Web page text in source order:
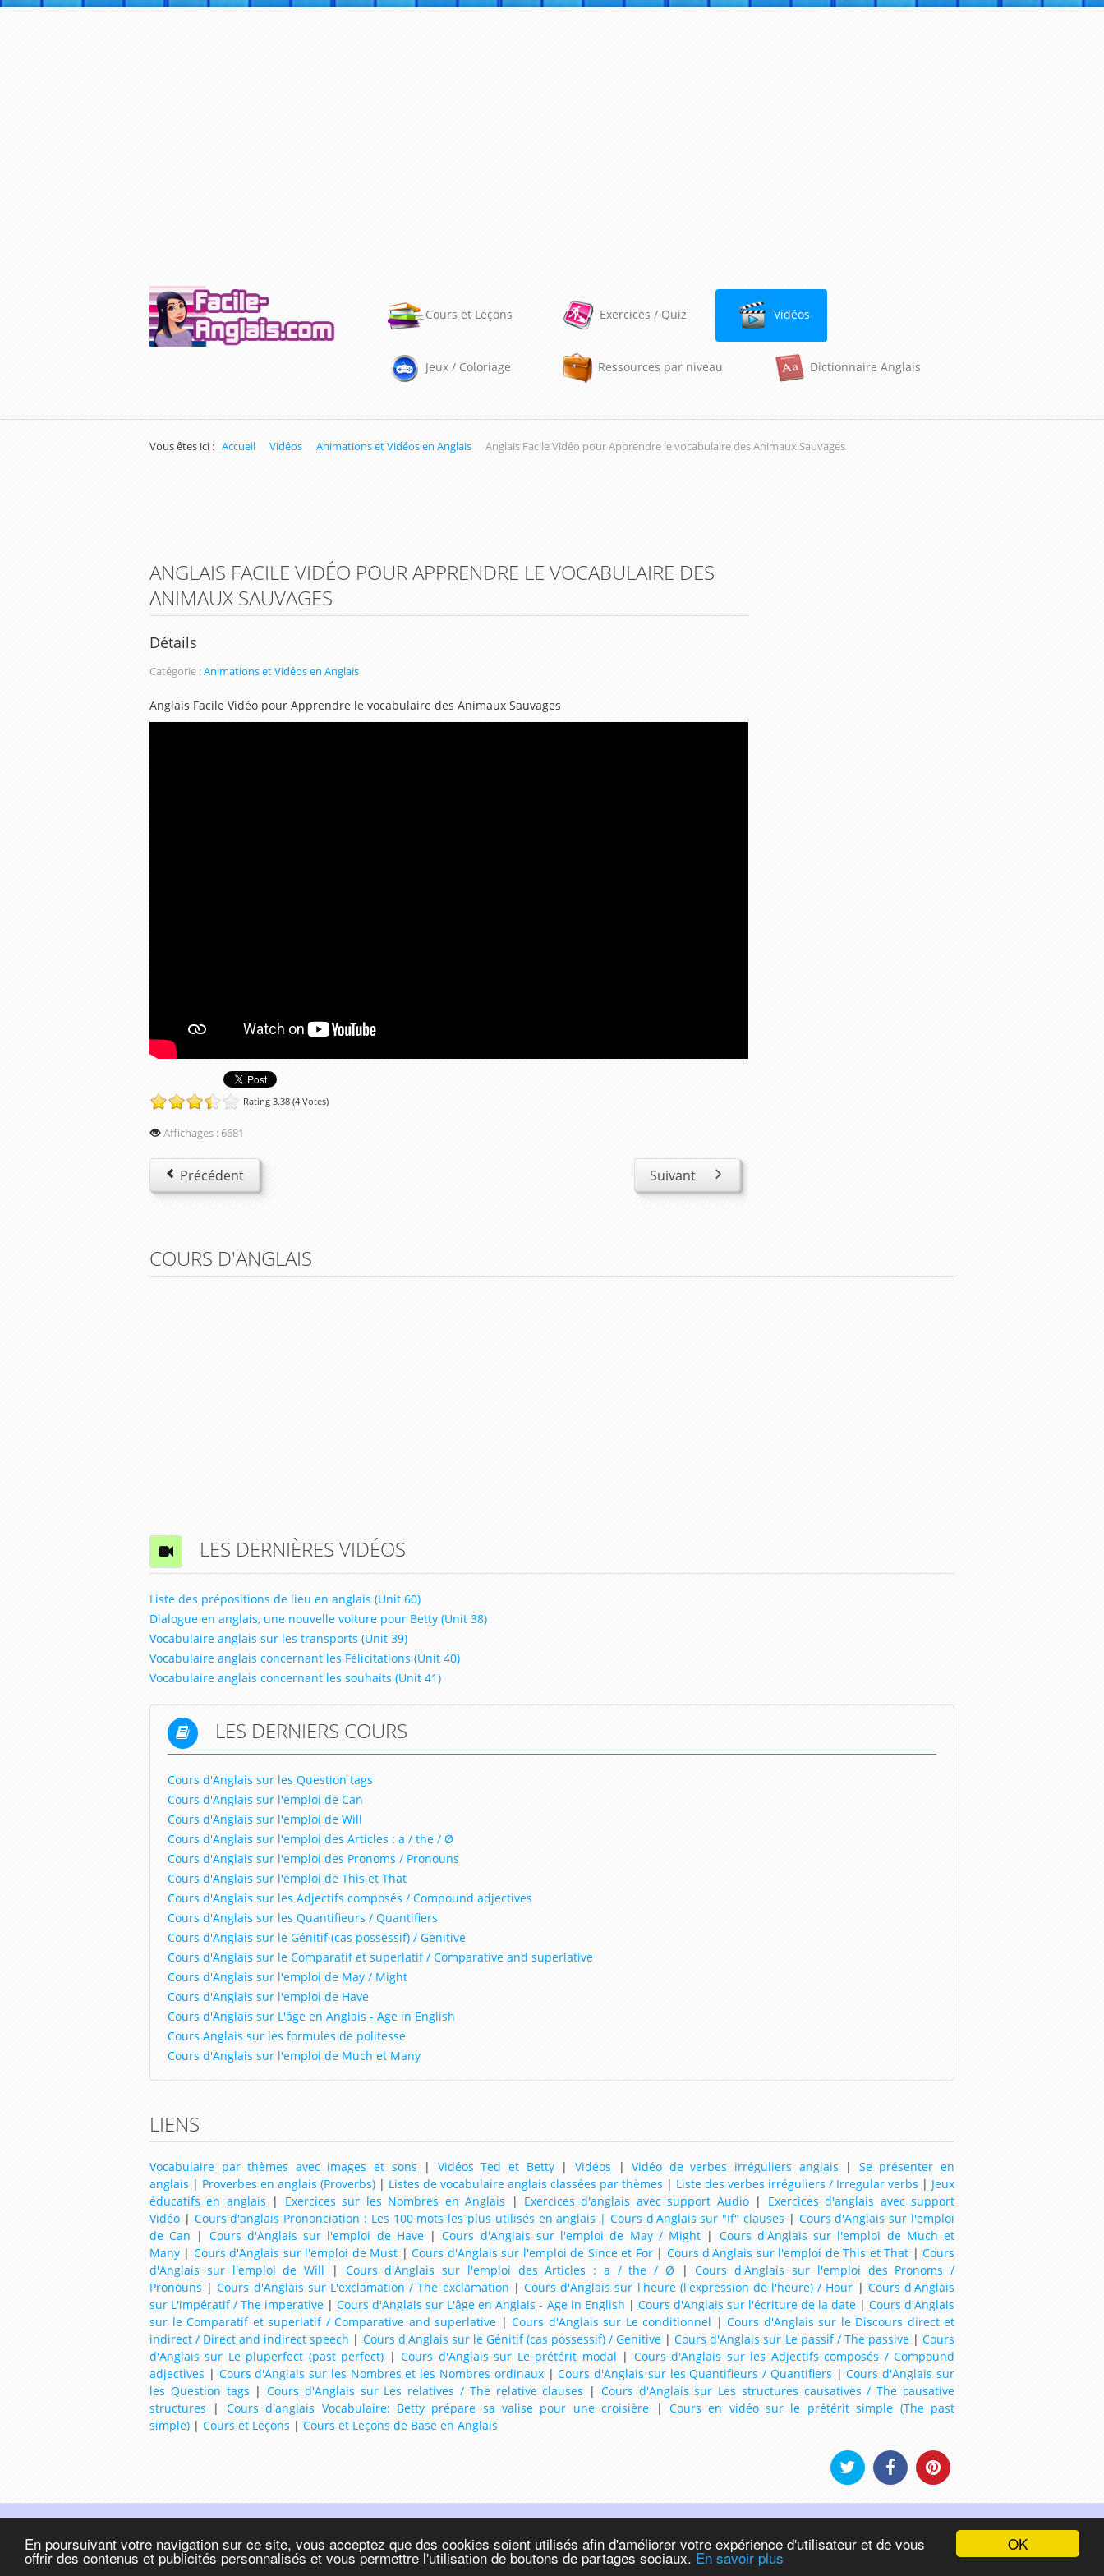
OK
En poursuivant votre navigation sur ce site, vous acceptez que des cookies soient utilisés afin d'améliorer votre expérience d'utilisateur et de vous
offrir des contenus et publicités personnalisés et vous permettre l'utilisation de boutons de partages sociaux. En savoir plus
Cours et Leçons Exercices / Quiz Vidéos
Jeux / Coloriage Ressources par niveau Dictionnaire Anglais
Vous êtes ici : Accueil Vidéos Animations et Vidéos en Anglais Anglais Facile Vidéo pour Apprendre le vocabulaire des Animaux Sauvages
ANGLAIS FACILE VIDÉO POUR APPRENDRE LE VOCABULAIRE DES
ANIMAUX SAUVAGES
Détails
Catégorie :Animations et Vidéos en Anglais
Anglais Facile Vidéo pour Apprendre le vocabulaire des Animaux Sauvages
Rating 3.38 (4 Votes)
Affichages : 6681
Précédent Suivant
COURS D'ANGLAIS
LES DERNIÈRES VIDÉOS
Liste des prépositions de lieu en anglais (Unit 60)
Dialogue en anglais, une nouvelle voiture pour Betty (Unit 38)
Vocabulaire anglais sur les transports (Unit 39)
Vocabulaire anglais concernant les Félicitations (Unit 40)
Vocabulaire anglais concernant les souhaits (Unit 41)
LES DERNIERS COURS
Cours d'Anglais sur les Question tags
Cours d'Anglais sur l'emploi de Can
Cours d'Anglais sur l'emploi de Will
Cours d'Anglais sur l'emploi des Articles : a / the / Ø
Cours d'Anglais sur l'emploi des Pronoms / Pronouns
Cours d'Anglais sur l'emploi de This et That
Cours d'Anglais sur les Adjectifs composés / Compound adjectives
Cours d'Anglais sur les Quantifieurs / Quantifiers
Cours d'Anglais sur le Génitif (cas possessif) / Genitive
Cours d'Anglais sur le Comparatif et superlatif / Comparative and superlative
Cours d'Anglais sur l'emploi de May / Might
Cours d'Anglais sur l'emploi de Have
Cours d'Anglais sur L'âge en Anglais - Age in English
Cours Anglais sur les formules de politesse
Cours d'Anglais sur l'emploi de Much et Many
LIENS
Vocabulaire par thèmes avec images et sons | Vidéos Ted et Betty| Vidéos |Vidéo de verbes irréguliers anglais | Se présenter en
anglais | Proverbes en anglais (Proverbs) | Listes de vocabulaire anglais classées par thèmes | Liste des verbes irréguliers / Irregular verbs | Jeux
éducatifs en anglais | Exercices sur les Nombres en Anglais | Exercices d'anglais avec support Audio| Exercices d'anglais avec support
Vidéo | Cours d'anglais Prononciation : Les 100 mots les plus utilisés en anglais | Cours d'Anglais sur "If" clauses | Cours d'Anglais sur l'emploi
de Can | Cours d'Anglais sur l'emploi de Have|Cours d'Anglais sur l'emploi de May / Might | Cours d'Anglais sur l'emploi de Much et
Many | Cours d'Anglais sur l'emploi de Must |Cours d'Anglais sur l'emploi de Since et For| Cours d'Anglais sur l'emploi de This et That |Cours
d'Anglais sur l'emploi de Will | Cours d'Anglais sur l'emploi des Articles : a / the / Ø |Cours d'Anglais sur l'emploi des Pronoms /
Pronouns |Cours d'Anglais sur L'exclamation / The exclamation | Cours d'Anglais sur l'heure (l'expression de l'heure) / Hour | Cours d'Anglais
sur L'impératif / The imperative |Cours d'Anglais sur L'âge en Anglais - Age in English | Cours d'Anglais sur l'écriture de la date| Cours d'Anglais
sur le Comparatif et superlatif / Comparative and superlative | Cours d'Anglais sur Le conditionnel | Cours d'Anglais sur le Discours direct et
indirect / Direct and indirect speech | Cours d'Anglais sur le Génitif (cas possessif) / Genitive |Cours d'Anglais sur Le passif / The passive|Cours
d'Anglais sur Le pluperfect (past perfect) |Cours d'Anglais sur Le prétérit modal | Cours d'Anglais sur les Adjectifs composés / Compound
adjectives | Cours d'Anglais sur les Nombres et les Nombres ordinaux|Cours d'Anglais sur les Quantifieurs / Quantifiers |Cours d'Anglais sur
les Question tags |Cours d'Anglais sur Les relatives / The relative clauses | Cours d'Anglais sur Les structures causatives / The causative
structures | Cours d'anglais Vocabulaire: Betty prépare sa valise pour une croisière | Cours en vidéo sur le prétérit simple (The past
simple) | Cours et Leçons | Cours et Leçons de Base en Anglais
Anglais Facile | ESL